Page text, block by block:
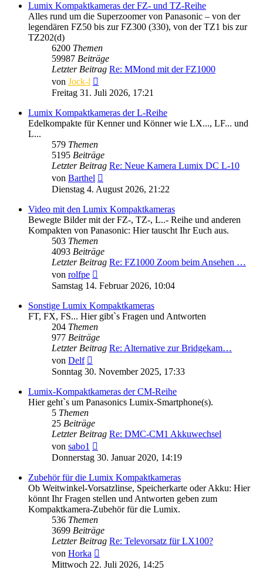
Lumix Kompaktkameras der FZ- und TZ-Reihe
Alles rund um die Superzoomer von Panasonic – von der
legendären FZ50 bis zur FZ300 (330), von der TZ1 bis zur
TZ202(d)
6200 Themen
59987 Beiträge
Letzter Beitrag Re: MMond mit der FZ1000
von Jock-l
Beitrag
Freitag 31. Juli 2026, 17:21
Lumix Kompaktkameras der L-Reihe
Edelkompakte für Kenner und Könner wie LX..., LF... und
L...
579 Themen
5195 Beiträge
Letzter Beitrag Re: Neue Kamera Lumix DC L-10
von Barthel
Beitrag
Dienstag 4. August 2026, 21:22
Video mit den Lumix Kompaktkameras
Bewegte Bilder mit der FZ-, TZ-, L..- Reihe und anderen
Kompakten von Panasonic: Hier tauscht Ihr Euch aus.
503 Themen
4093 Beiträge
Letzter Beitrag Re: FZ1000 Zoom beim Ansehen …
von rolfpe
Beitrag
Samstag 14. Februar 2026, 10:04
Sonstige Lumix Kompaktkameras
FT, FX, FS... Hier gibt`s Fragen und Antworten
204 Themen
977 Beiträge
Letzter Beitrag Re: Alternative zur Bridgekam…
von Delf
Beitrag
Sonntag 30. November 2025, 17:33
Lumix-Kompaktkameras der CM-Reihe
Hier geht`s um Panasonics Lumix-Smartphone(s).
5 Themen
25 Beiträge
Letzter Beitrag Re: DMC-CM1 Akkuwechsel
von sabo1
Beitrag
Donnerstag 30. Januar 2020, 14:19
Zubehör für die Lumix Kompaktkameras
Ob Weitwinkel-Vorsatzlinse, Speicherkarte oder Akku: Hier
könnt Ihr Fragen stellen und Antworten geben zum
Kompaktkamera-Zubehör für die Lumix.
536 Themen
3699 Beiträge
Letzter Beitrag Re: Televorsatz für LX100?
von Horka
Beitrag
Mittwoch 22. Juli 2026, 14:25